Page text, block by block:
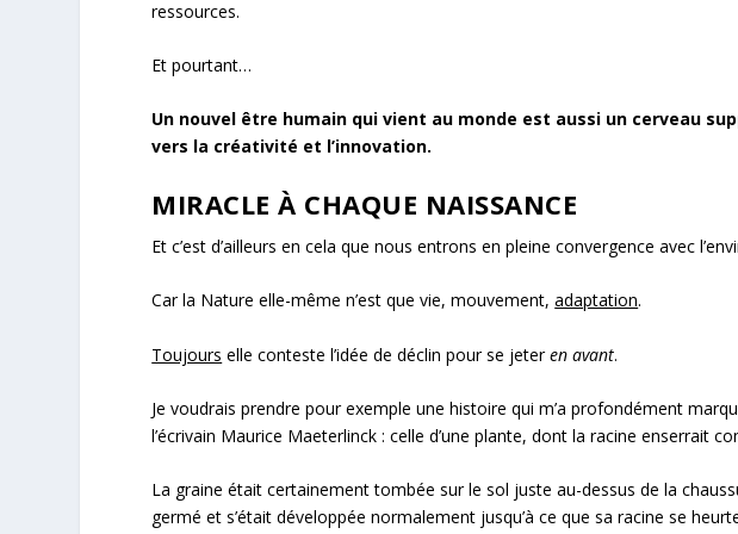
ressources.
Et pourtant…
Un nouvel être humain qui vient au monde est aussi un cerveau
vers la créativité et l’innovation.
MIRACLE À CHAQUE NAISSANCE
Et c’est d’ailleurs en cela que nous entrons en pleine convergence avec
Car la Nature elle-même n’est que vie, mouvement,adaptation.
Toujours elle conteste l’idée de déclin pour se jeteren avant.
Je voudrais prendre pour exemple une histoire qui m’a profondément
l’écrivain Maurice Maeterlinck : celle d’une plante, dont la racine enserrait
La graine était certainement tombée sur le sol juste au-dessus de la
germé et s’était développée normalement jusqu’à ce que sa racine se